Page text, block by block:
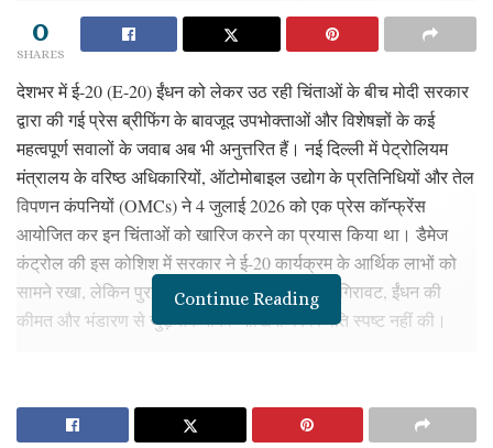
0
SHARES
देशभर में ई-20 (E-20) ईंधन को लेकर उठ रही चिंताओं के बीच मोदी सरकार
द्वारा की गई प्रेस ब्रीफिंग के बावजूद उपभोक्ताओं और विशेषज्ञों के कई
महत्वपूर्ण सवालों के जवाब अब भी अनुत्तरित हैं। नई दिल्ली में पेट्रोलियम
मंत्रालय के वरिष्ठ अधिकारियों, ऑटोमोबाइल उद्योग के प्रतिनिधियों और तेल
विपणन कंपनियों (OMCs) ने 4 जुलाई 2026 को एक प्रेस कॉन्फ्रेंस
आयोजित कर इन चिंताओं को खारिज करने का प्रयास किया था। डैमेज
कंट्रोल की इस कोशिश में सरकार ने ई-20 कार्यक्रम के आर्थिक लाभों को
सामने रखा, लेकिन पुराने वाहनों की सुरक्षा, माइलेज में गिरावट, ईंधन की
कीमत और भंडारण से जुड़े तकनीकी जोखिमों पर स्थिति स्पष्ट नहीं की।
दौरान यह बात भी सामने आई थी कि सरकार ने ई-20 को एक ‘प्रयोग’
Continue Reading